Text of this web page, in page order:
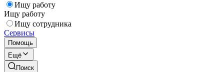
Ищу работу
Ищу работу
Ищу сотрудника
Сервисы
Помощь
Ещё
Поиск